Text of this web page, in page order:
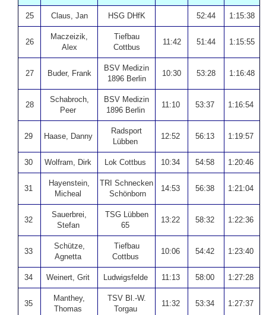
25 Claus, Jan HSG DHfK 52:44 1:15:38
26
Maczeizik,
Alex
Tiefbau
Cottbus
11:42 51:44 1:15:55
27 Buder, Frank
BSV Medizin
1896 Berlin
10:30 53:28 1:16:48
28
Schabroch,
Peer
BSV Medizin
1896 Berlin
11:10 53:37 1:16:54
29 Haase, Danny
Radsport
Lübben
12:52 56:13 1:19:57
30 Wolfram, Dirk Lok Cottbus 10:34 54:58 1:20:46
31
Hayenstein,
Micheal
TRI Schnecken
Schönborn
14:53 56:38 1:21:04
32
Sauerbrei,
Stefan
TSG Lübben
65
13:22 58:32 1:22:36
33
Schütze,
Agnetta
Tiefbau
Cottbus
10:06 54:42 1:23:40
34 Weinert, Grit Ludwigsfelde 11:13 58:00 1:27:28
35
Manthey,
Thomas
TSV Bl.-W.
Torgau
11:32 53:34 1:27:37